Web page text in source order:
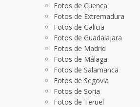
Fotos de Cuenca
Fotos de Extremadura
Fotos de Galicia
Fotos de Guadalajara
Fotos de Madrid
Fotos de Málaga
Fotos de Salamanca
Fotos de Segovia
Fotos de Soria
Fotos de Teruel